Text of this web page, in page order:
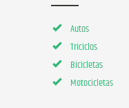
Autos
Triciclos
Bicicletas
Motocicletas